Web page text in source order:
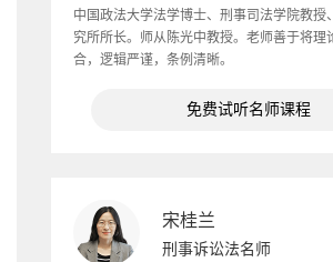
中国政法大学法学博士、刑事司法学院教授
究所所长。师从陈光中教授。老师善于将理
合，逻辑严谨，条例清晰。
免费试听名师课程
宋桂兰
刑事诉讼法名师